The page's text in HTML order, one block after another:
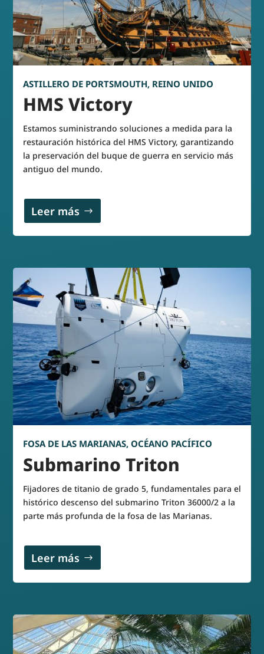
ASTILLERO DE PORTSMOUTH, REINO UNIDO
HMS Victory
Estamos suministrando soluciones a medida para la
restauración histórica del HMS Victory, garantizando
la preservación del buque de guerra en servicio más
antiguo del mundo.
Leer más
FOSA DE LAS MARIANAS, OCÉANO PACÍFICO
Submarino Triton
Fijadores de titanio de grado 5, fundamentales para el
histórico descenso del submarino Triton 36000/2 a la
parte más profunda de la fosa de las Marianas.
Leer más